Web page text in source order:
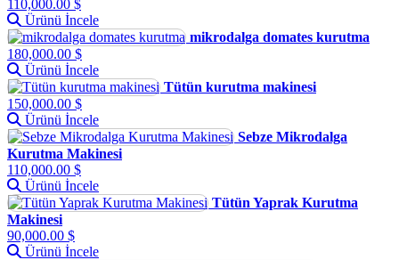
110,000.00 $
Ürünü İncele
mikrodalga domates kurutma
180,000.00 $
Ürünü İncele
Tütün kurutma makinesi
150,000.00 $
Ürünü İncele
Sebze Mikrodalga
Kurutma Makinesi
110,000.00 $
Ürünü İncele
Tütün Yaprak Kurutma
Makinesi
90,000.00 $
Ürünü İncele